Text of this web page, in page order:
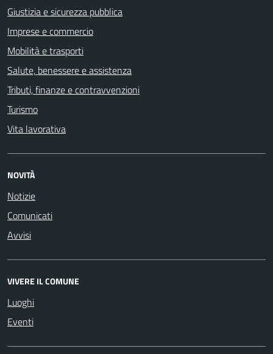
Giustizia e sicurezza pubblica
Imprese e commercio
Mobilità e trasporti
Salute, benessere e assistenza
Tributi, finanze e contravvenzioni
Turismo
Vita lavorativa
NOVITÀ
Notizie
Comunicati
Avvisi
VIVERE IL COMUNE
Luoghi
Eventi